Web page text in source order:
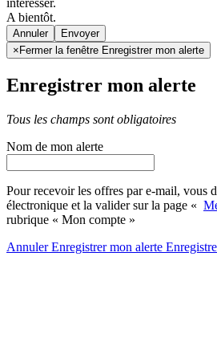
A bientôt.
Annuler
× Fermer la fenêtre Enregistrer mon alerte
Enregistrer mon alerte
Tous les champs sont obligatoires
Nom de mon alerte
Pour recevoir les offres par e-mail, vous
électronique et la valider sur la page «
rubrique « Mon compte »
AnnulerEnregistrer mon alerte